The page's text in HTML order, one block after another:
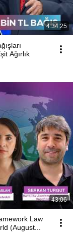
4:34:25
Ağırlık
43:06
Law
(August...